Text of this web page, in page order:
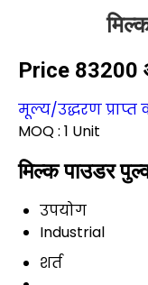
Price 83200
मूल्य/उद्धरण प्राप्त
MOQ : 1 Unit
मिल्क पाउडर
उपयोग
Industrial
शर्त